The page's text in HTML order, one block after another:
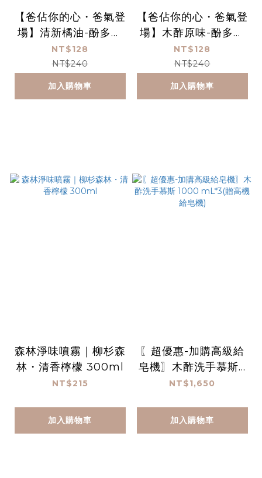
【爸佔你的心・爸氣登
場】清新橘油-酚多精
除臭抗菌液 1000 mL
(贈空瓶)
NT$128
NT$240
加入購物車
【爸佔你的心・爸氣登
場】木酢原味-酚多精
除臭抗菌液 1000 mL
(贈空瓶)
NT$128
NT$240
加入購物車
森林淨味噴霧｜柳杉森
林・清香檸檬 300ml
NT$215
加入購物車
〖超優惠-加購高級給
皂機〗木酢洗手慕斯 1
000 mL*3(贈高機給
NT$1,650
加入購物車